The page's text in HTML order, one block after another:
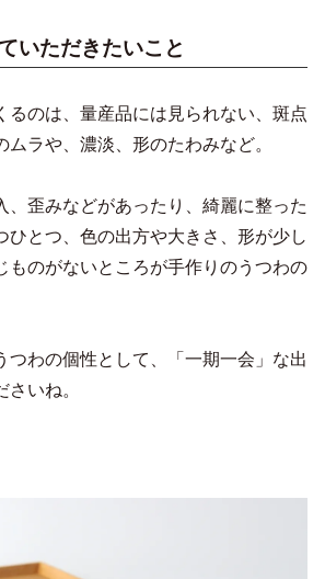
いただきたいこと
るのは、量産品には見られない、斑点
ラや、濃淡、形のたわみなど。
、歪みなどがあったり、綺麗に整った
ひとつ、色の出方や大きさ、形が少し
ものがないところが手作りのうつわの
つわの個性として、「一期一会」な出
いね。